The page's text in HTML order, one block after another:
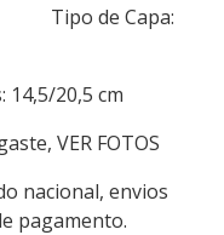
de Capa:
14,5/20,5 cm
VER FOTOS
nacional, envios
pagamento.